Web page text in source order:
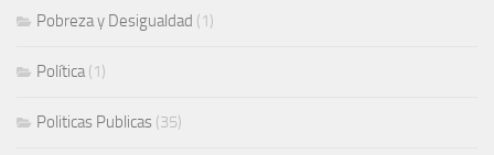
Pobreza y Desigualdad (1)
Política(1)
Politicas Publicas (35)